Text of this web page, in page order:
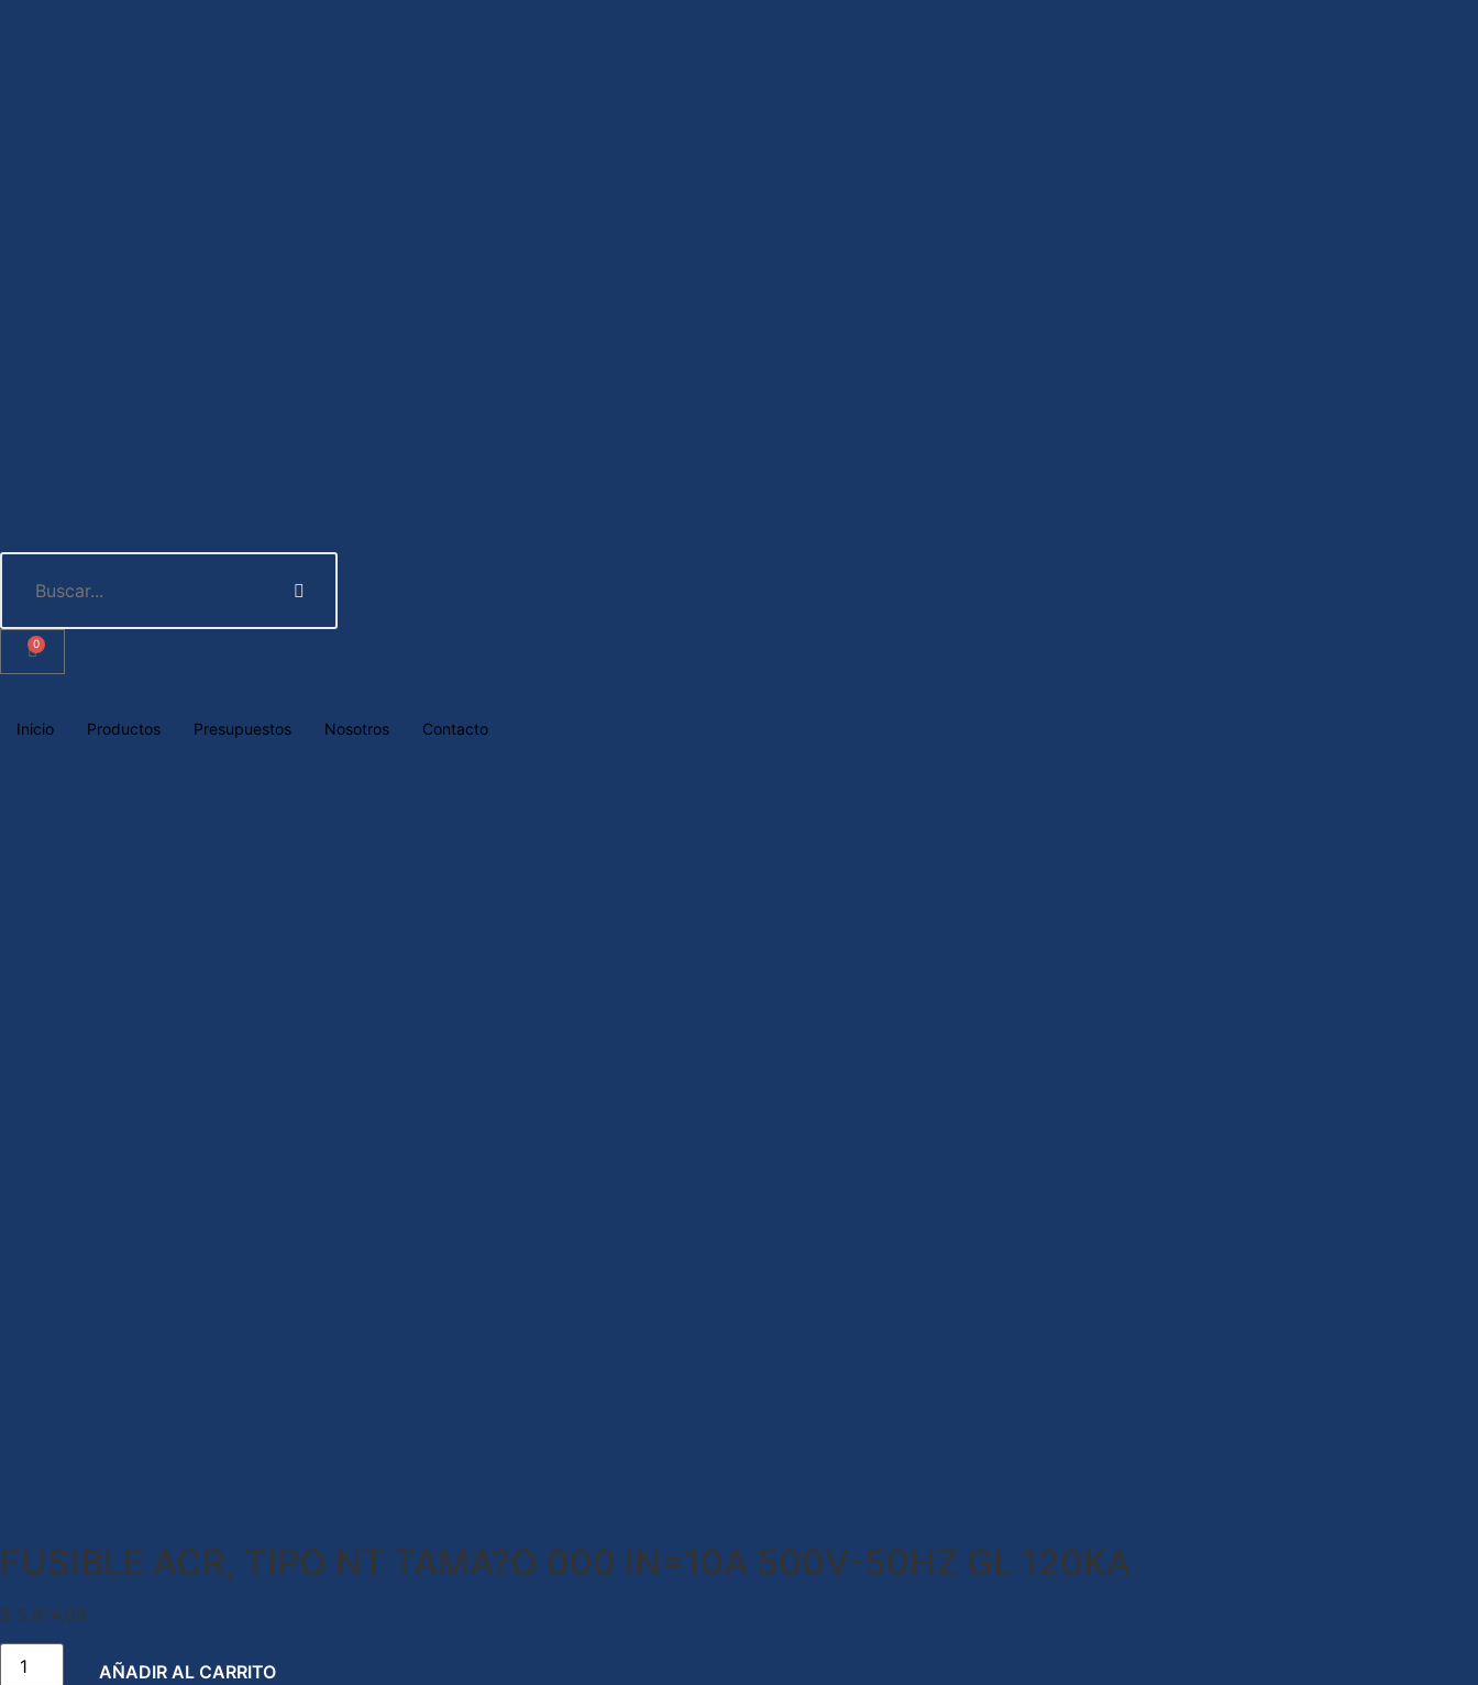
0
Inicio Productos Presupuestos Nosotros Contacto
FUSIBLE ACR, TIPO NT TAMA?O 000 IN=10A 500V-50HZ GL 120KA
$ 5.814,08
AÑADIR AL CARRITO